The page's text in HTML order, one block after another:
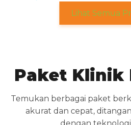
Lihat Semua
Paket Klinik
Temukan berbagai paket
akurat dan cepat,